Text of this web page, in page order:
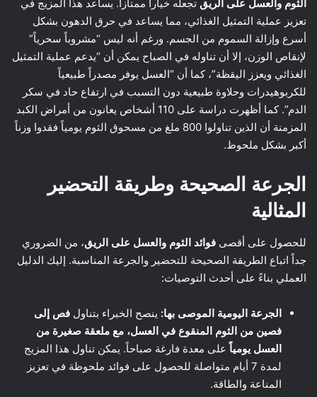
الثوم والعسل على الريق تجعله خياراً ممتازاً. يساعد هذا المزيج في
تعزيز عملية التمثيل الغذائي، مما يساعد في حرق الدهون بشكل
أسرع وإزالة السموم من الجسم. ورغم أنه ليس “مشروباً سحرياً”
لإنقاص الوزن، إلا أن تناوله في الصباح يمكن أن “يدعم عملية التمثيل
الغذائي ويعزز اليقظة”، كما أن “العسل يوفر مصدراً طبيعياً
للكربوهيدرات وحلاوة طبيعية دون التسبب في ارتفاع حاد في سكر
الدم”. كما أظهرت دراسة على 110 أشخاص يعانون من أمراض الكبد
المزمنة أن الذين تناولوا 800 ملغ من مسحوق الثوم يومياً فقدوا وزناً
أكبر بشكل ملحوظ.
الجرعة الصحيحة وطريقة التحضير
المثالية
للحصول على أقصى فوائد الثوم والعسل على الريق، من الضروري
جداً اتباع الطريقة الصحيحة للتحضير والجرعة المناسبة. إليك الدليل
العملي بناءً على أحدث التوصيات:
الجرعة اليومية الموصى بها: ينصح الخبراء بتناول فص إلى
فصين من الثوم المنقوع في العسل، مع ملعقة صغيرة من
العسل يومياًعلى معدة فارغة صباحاً. يمكن تناول هذا المزيج
لمدة 7 أيام متواصلة للحصول على فوائد ملحوظة في تعزيز
المناعة والطاقة.